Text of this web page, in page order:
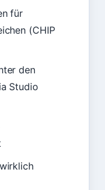
für
(CHIP
den
Studio